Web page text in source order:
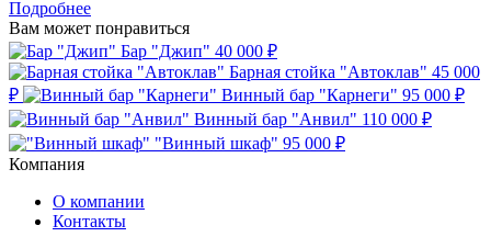
Подробнее
Вам может понравиться
Бар "Джип" 40 000 ₽
Барная стойка "Автоклав" 45 000
₽
Винный бар "Карнеги" 95 000 ₽
Винный бар "Анвил" 110 000 ₽
"Винный шкаф" 95 000 ₽
Компания
О компании
Контакты